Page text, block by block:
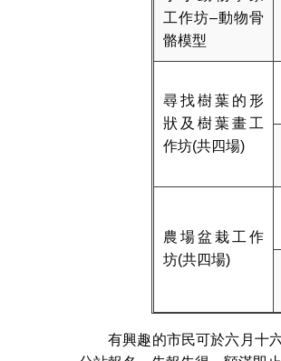
工作坊–動物骨
骼模型
尋找樹葉的形
狀及樹葉畫工
作坊(共四場)
農場盆栽工作
坊(共四場)
有興趣的市民可於六月十